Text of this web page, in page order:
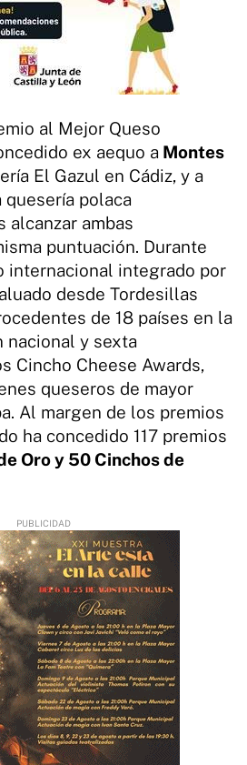
al Mejor Queso
ex aequo a Montes
El Gazul en Cádiz, y a
quesería polaca
alcanzar ambas
puntuación. Durante
internacional integrado por
desde Tordesillas
de 18 países en la
nacional y sexta
Cincho Cheese Awards,
queseros de mayor
Al margen de los premios
ha concedido 117 premios
Oro y 50 Cinchos de